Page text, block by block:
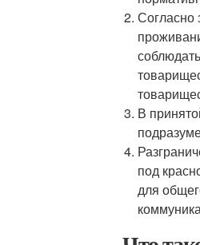
Согласно
В
под
для